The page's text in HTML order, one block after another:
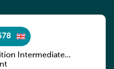
Intermediate
key